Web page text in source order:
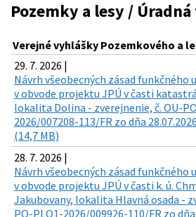
Pozemky a lesy /
Verejné vyhlášky Pozemkového a
29. 7. 2026 |
Návrh všeobecných zásad funkčného
v obvode projektu JPÚ v časti
lokalita Dolina - zverejnenie, č. OU-
2026/007208-113/FR zo dňa
(14,7 MB)
28. 7. 2026 |
Návrh všeobecných zásad funkčného
v obvode projektu JPÚ v časti k. ú.
Jakubovany, lokalita Hlavná osada -
PO-PLO1-2026/009926-110/FR zo